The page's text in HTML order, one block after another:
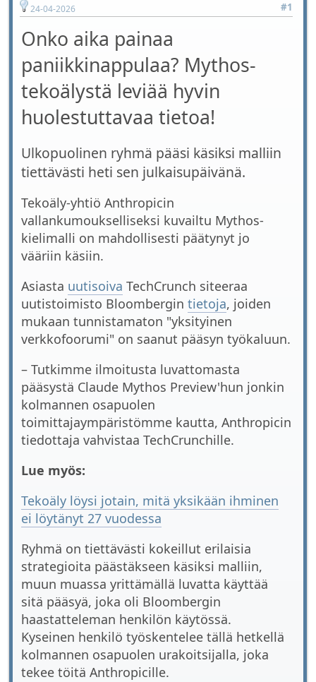
#1
24-04-2026
Onko aika painaa
paniikkinappulaa? Mythos-
tekoälystä leviää hyvin
huolestuttavaa tietoa!
Ulkopuolinen ryhmä pääsi käsiksi malliin
tiettävästi heti sen julkaisupäivänä.
Tekoäly-yhtiö Anthropicin
vallankumoukselliseksi kuvailtu Mythos-
kielimalli on mahdollisesti päätynyt jo
vääriin käsiin.
Asiasta uutisoiva TechCrunch siteeraa
uutistoimisto Bloombergin tietoja, joiden
mukaan tunnistamaton "yksityinen
verkkofoorumi" on saanut pääsyn työkaluun.
– Tutkimme ilmoitusta luvattomasta
pääsystä Claude Mythos Preview'hun jonkin
kolmannen osapuolen
toimittajaympäristömme kautta, Anthropicin
tiedottaja vahvistaa TechCrunchille.
Lue myös:
Tekoäly löysi jotain, mitä yksikään ihminen
ei löytänyt 27 vuodessa
Ryhmä on tiettävästi kokeillut erilaisia
strategioita päästäkseen käsiksi malliin,
muun muassa yrittämällä luvatta käyttää
sitä pääsyä, joka oli Bloombergin
haastatteleman henkilön käytössä.
Kyseinen henkilö työskentelee tällä hetkellä
kolmannen osapuolen urakoitsijalla, joka
tekee töitä Anthropicille.